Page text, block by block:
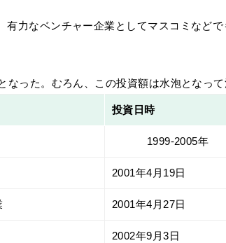
有力なベンチャー企業としてマスコミなど
なった。むろん、この投資額は水泡となって
投資日時
1999-2005年
2001年4月19日
2001年4月27日
2002年9月3日